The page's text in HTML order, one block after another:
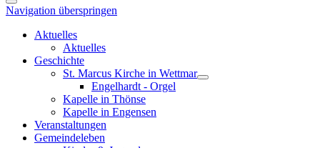
Navigation überspringen
Aktuelles
Aktuelles
Geschichte
St. Marcus Kirche in Wettmar
Engelhardt - Orgel
Kapelle in Thönse
Kapelle in Engensen
Veranstaltungen
Gemeindeleben